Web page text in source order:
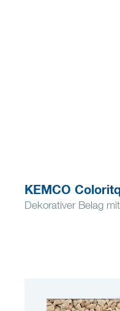
KEMCO
Dekorativer Belag